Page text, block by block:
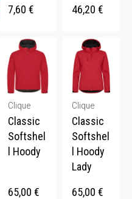
7,60 € 46,20 €
Clique
Classic
Softshel
l Hoody
65,00 €
Clique
Classic
Softshel
l Hoody
Lady
65,00 €